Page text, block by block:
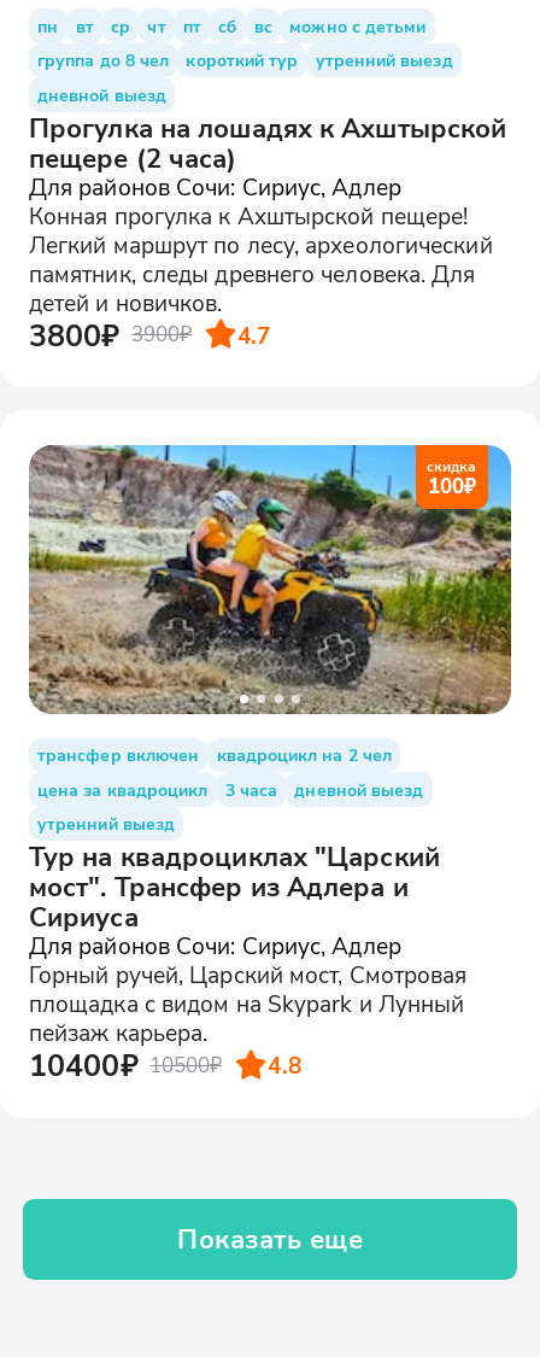
пн вт ср чт пт сб вс
можно с детьми
группа до 8 чел
короткий тур
утренний выезд
дневной выезд
Прогулка на лошадях к Ахштырской
пещере (2 часа)
Для районов Сочи: Сириус, Адлер
Конная прогулка к Ахштырской пещере!
Легкий маршрут по лесу, археологический
памятник, следы древнего человека. Для
детей и новичков.
3800₽ 3900₽ 4.7
скидка
100₽
трансфер включен
квадроцикл на 2 чел
цена за квадроцикл
3 часа
дневной выезд
утренний выезд
Тур на квадроциклах "Царский
мост". Трансфер из Адлера и
Сириуса
Для районов Сочи: Сириус, Адлер
Горный ручей, Царский мост, Смотровая
площадка с видом на Skypark и Лунный
пейзаж карьера.
10400₽ 10500₽ 4.8
Показать еще